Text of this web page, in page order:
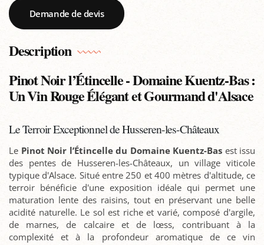
Demande de devis
Description
Pinot Noir l’Étincelle - Domaine Kuentz-Bas :
Un Vin Rouge Élégant et Gourmand d'Alsace
Le Terroir Exceptionnel de Husseren-les-Châteaux
Le Pinot Noir l’Étincelle du Domaine Kuentz-Bas est issu
des pentes de Husseren-les-Châteaux, un village viticole
typique d'Alsace. Situé entre 250 et 400 mètres d'altitude, ce
terroir bénéficie d'une exposition idéale qui permet une
maturation lente des raisins, tout en préservant une belle
acidité naturelle. Le sol est riche et varié, composé d'argile,
de marnes, de calcaire et de lœss, contribuant à la
complexité et à la profondeur aromatique de ce vin